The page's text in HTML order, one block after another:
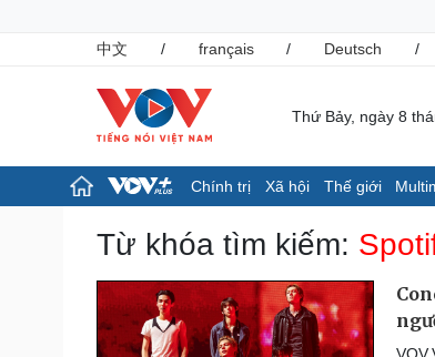
中文
/ français / Deutsch /
Thứ Bảy, ngày 8
Chính trị Xã hội Thế giới
Chính trị
Tổ chức nhân sự
Quốc hội
Nhận diện sự thật
Xã hội
Giáo dục
Dự báo thời tiết
Dấu ấn VOV
Từ khóa tìm kiếm: